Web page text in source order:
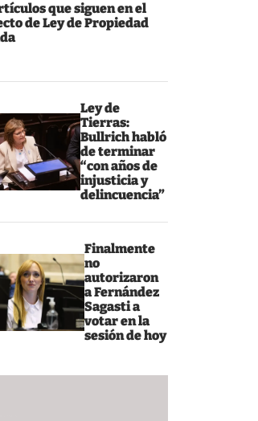
que siguen en el
de Ley de Propiedad
Ley de
Tierras:
Bullrich habló
de terminar
“con años de
injusticia y
delincuencia”
Finalmente
no
autorizaron
a Fernández
Sagasti a
votar en la
sesión de hoy